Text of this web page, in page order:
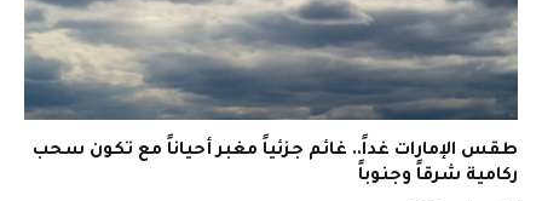
طقس الإمارات غداً.. غائم جزئياً مغبر أحياناً مع تكون سحب
ركامية شرقاً وجنوباً